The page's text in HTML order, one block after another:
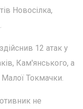
Новосілка,
12 атак у
Кам'янського, а
Токмачки.
не